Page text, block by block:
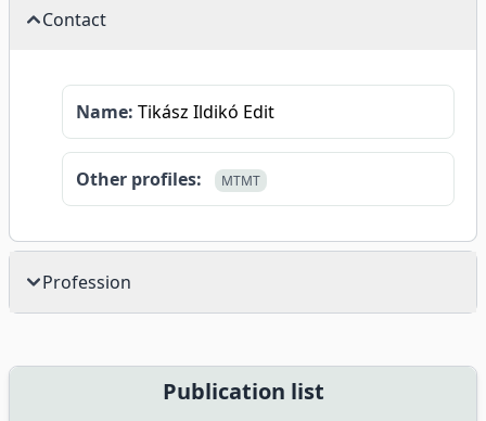
Contact
Name: Tikász Ildikó Edit
Other profiles: MTMT
Profession
Publication list